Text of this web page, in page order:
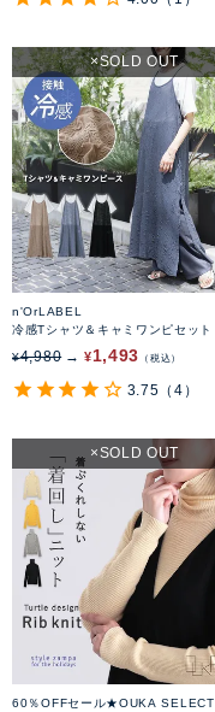
n'OrLABEL
冷感Tシャツ＆キャミワンピセット
¥4,980 ¥1,493 税込
SOLD OUT
3.75 （4）
60％OFFセール★OUKA SELECT
SOLD OUT